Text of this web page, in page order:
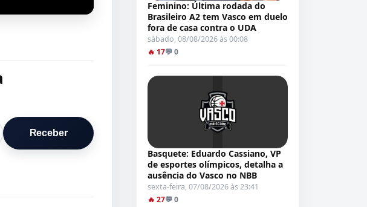
Receber
Feminino: Última rodada do
Brasileiro A2 tem Vasco em duelo
fora de casa contra o UDA
sábado, 08/08/2026 às 00:08
🔥 17💬 0
Basquete: Eduardo Cassiano, VP
de esportes olímpicos, detalha a
ausência do Vasco no NBB
sexta-feira, 07/08/2026 às 23:41
🔥 27💬 0